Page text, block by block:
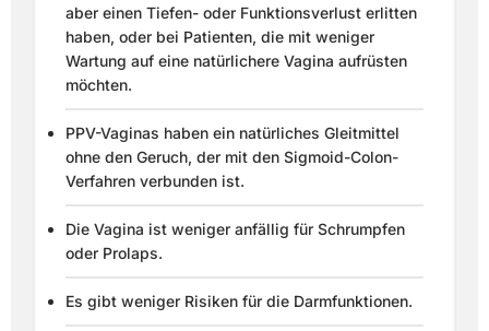
aber einen Tiefen- oder Funktionsverlust erlitten
haben, oder bei Patienten, die mit weniger
Wartung auf eine natürlichere Vagina aufrüsten
möchten.
PPV-Vaginas haben ein natürliches Gleitmittel
ohne den Geruch, der mit den Sigmoid-Colon-
Verfahren verbunden ist.
Die Vagina ist weniger anfällig für Schrumpfen
oder Prolaps.
Es gibt weniger Risiken für die Darmfunktionen.